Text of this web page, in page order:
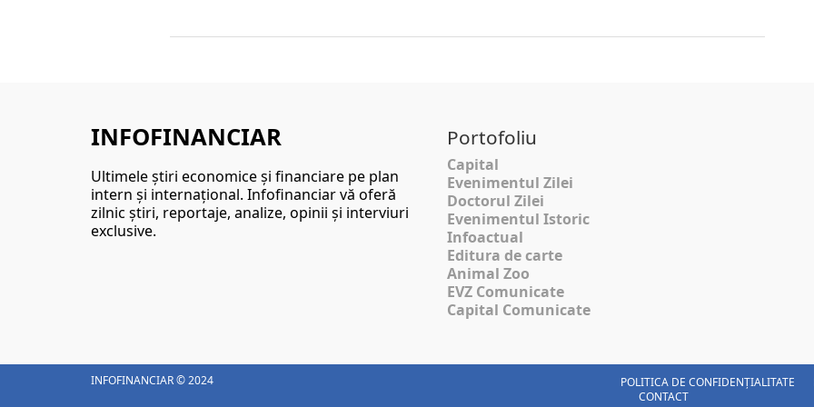
INFOFINANCIAR
Ultimele ştiri economice şi financiare pe plan
intern şi internaţional. Infofinanciar vă oferă
zilnic ştiri, reportaje, analize, opinii şi interviuri
exclusive.
Portofoliu
Capital
Evenimentul Zilei
Doctorul Zilei
Evenimentul Istoric
Infoactual
Editura de carte
Animal Zoo
EVZ Comunicate
Capital Comunicate
POLITICA DE CONFIDENȚIALITATE
CONTACT
INFOFINANCIAR © 2024